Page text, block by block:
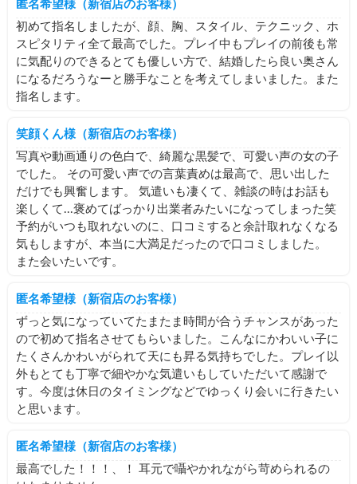
匿名希望様（新宿店のお客様）
初めて指名しましたが、顔、胸、スタイル、テクニック、ホ
スピタリティ全て最高でした。プレイ中もプレイの前後も常
に気配りのできるとても優しい方で、結婚したら良い奥さん
になるだろうなーと勝手なことを考えてしまいました。また
指名します。
笑顔くん様（新宿店のお客様）
写真や動画通りの色白で、綺麗な黒髪で、可愛い声の女の子
でした。 その可愛い声での言葉責めは最高で、思い出した
だけでも興奮します。 気遣いも凄くて、雑談の時はお話も
楽しくて...褒めてばっかり出業者みたいになってしまった笑
予約がいつも取れないのに、口コミすると余計取れなくなる
気もしますが、本当に大満足だったので口コミしました。
また会いたいです。
匿名希望様（新宿店のお客様）
ずっと気になっていてたまたま時間が合うチャンスがあった
ので初めて指名させてもらいました。こんなにかわいい子に
たくさんかわいがられて天にも昇る気持ちでした。プレイ以
外もとても丁寧で細やかな気遣いもしていただいて感謝で
す。今度は休日のタイミングなどでゆっくり会いに行きたい
と思います。
匿名希望様（新宿店のお客様）
最高でした！！！、！ 耳元で囁やかれながら苛められるの